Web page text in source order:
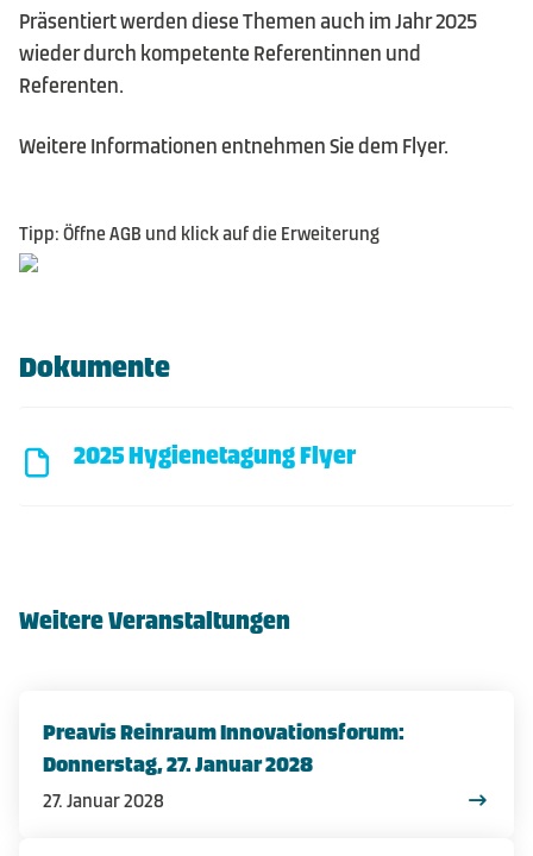
Präsentiert werden diese Themen auch im Jahr 2025
wieder durch kompetente Referentinnen und
Referenten.
Weitere Informationen entnehmen Sie dem Flyer.
Tipp: Öffne AGB und klick auf die Erweiterung
Dokumente
2025 Hygienetagung Flyer
Weitere Veranstaltungen
Preavis Reinraum Innovationsforum:
Donnerstag, 27. Januar 2028
27. Januar 2028